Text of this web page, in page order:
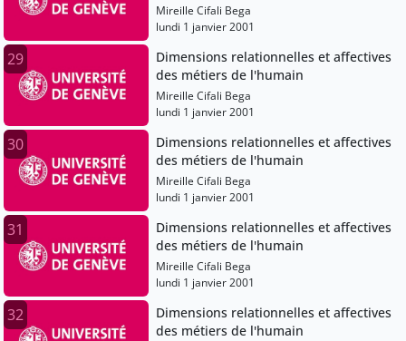
Mireille Cifali Bega
lundi 1 janvier 2001
29
Dimensions relationnelles et affectives
des métiers de l'humain
Mireille Cifali Bega
lundi 1 janvier 2001
30
Dimensions relationnelles et affectives
des métiers de l'humain
Mireille Cifali Bega
lundi 1 janvier 2001
31
Dimensions relationnelles et affectives
des métiers de l'humain
Mireille Cifali Bega
lundi 1 janvier 2001
32
Dimensions relationnelles et affectives
des métiers de l'humain